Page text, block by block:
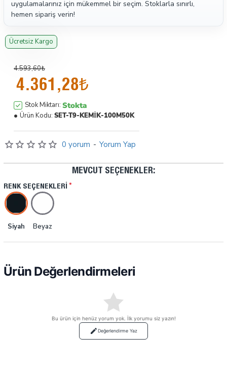
uygulamalarınız için mükemmel bir seçim. Stoklarla sınırlı,
hemen sipariş verin!
Ücretsiz Kargo
0 yorum - Yorum Yap
4.361,28₺
4.593,60₺
Stok Miktarı: Stokta
Ürün Kodu: SET-T9-KEMİK-100M50K
MEVCUT SEÇENEKLER:
RENK SEÇENEKLERI
Siyah Beyaz
Ürün Değerlendirmeleri
Bu ürün için henüz yorum yok. İlk yorumu siz yazın!
Değerlendirme Yaz